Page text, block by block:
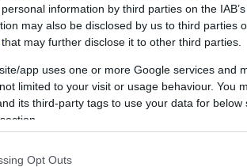
information by third parties on the
may also be disclosed by us to third parties
that may further disclose it to other third parties.
app uses one or more Google services and
limited to your visit or usage behaviour. You
its third-party tags to use your data for below
Opt Outs